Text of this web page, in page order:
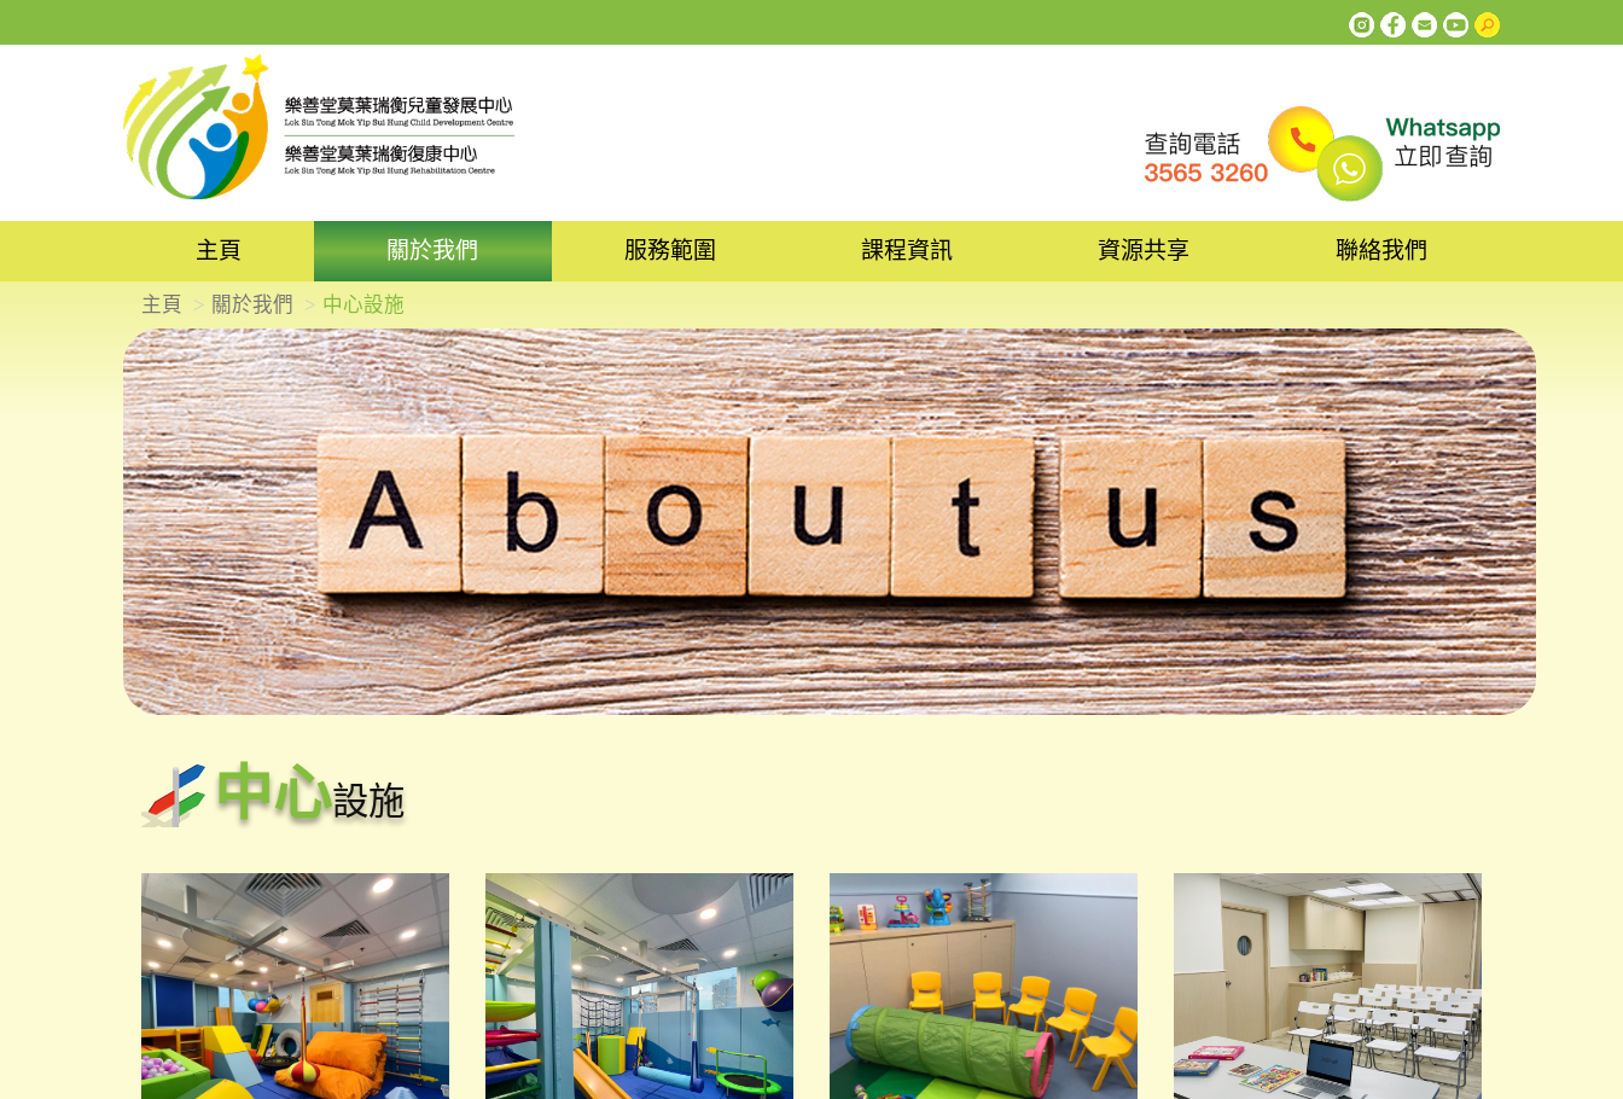
主頁 關於我們 服務範圍 課程資訊 資源共享 聯絡我們
主頁 關於我們 中心設施
中心設施